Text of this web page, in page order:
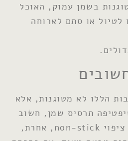
בשמן עמוק, האוכל
לטיול או סתם לארוחה
הללו לא מטוגנות, אלא
תרסיס שמן, חשוב
להשתמש במחבת עם ציפוי non-stick, אחרת,